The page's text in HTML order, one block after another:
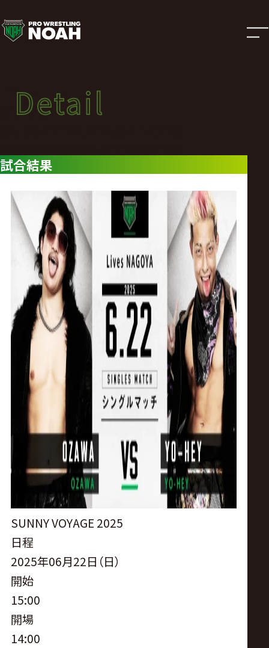
試
合
結
果
|
プ
ロ
リ
ン
グ・
ア
公
式
サ
イ
ト
Detail
試合結果
Detail
試合結果
SUNNY VOYAGE 2025
日程
2025年06月22日（日）
開始
15:00
開場
14:00